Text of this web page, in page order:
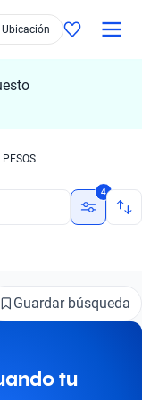
Ubicación
4
Guardar búsqueda
tu